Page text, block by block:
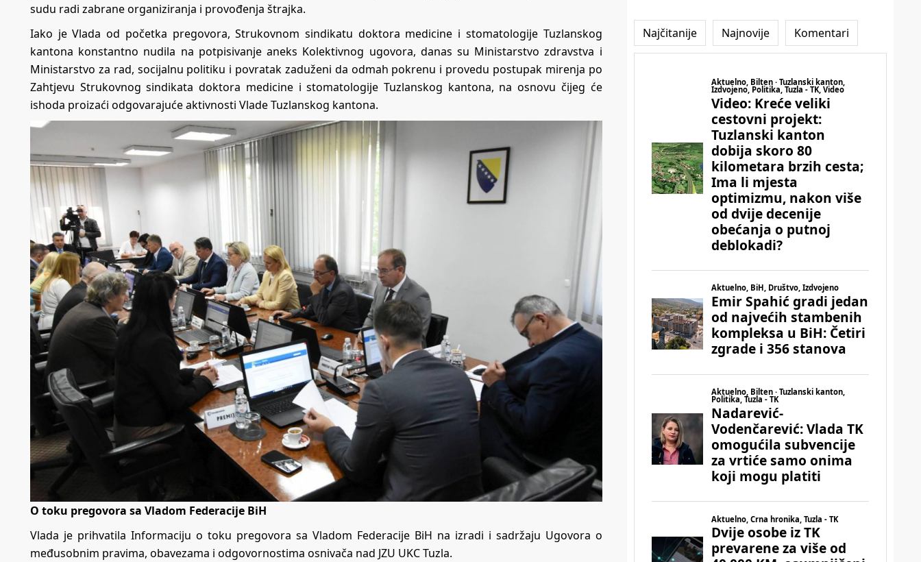
sudu radi zabrane organiziranja i provođenja štrajka.
Iako je Vlada od početka pregovora, Strukovnom sindikatu doktora medicine i stomatologije Tuzlanskog
kantona konstantno nudila na potpisivanje aneks Kolektivnog ugovora, danas su Ministarstvo zdravstva i
Ministarstvo za rad, socijalnu politiku i povratak zaduženi da odmah pokrenu i provedu postupak mirenja po
Zahtjevu Strukovnog sindikata doktora medicine i stomatologije Tuzlanskog kantona, na osnovu čijeg će
ishoda proizaći odgovarajuće aktivnosti Vlade Tuzlanskog kantona.
O toku pregovora sa Vladom Federacije BiH
Vlada je prihvatila Informaciju o toku pregovora sa Vladom Federacije BiH na izradi i sadržaju Ugovora o
međusobnim pravima, obavezama i odgovornostima osnivača nad JZU UKC Tuzla.
Najčitanije Najnovije Komentari